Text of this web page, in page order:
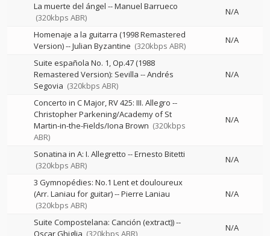
La muerte del ángel --Manuel Barrueco
(320kbps ABR)
N/A
Homenaje a la guitarra (1998 Remastered
Version)--Julian Byzantine (320kbps ABR)
N/A
Suite española No. 1, Op.47 (1988
Remastered Version): Sevilla --Andrés
Segovia (320kbps ABR)
N/A
Concerto in C Major, RV 425: III. Allegro --
Christopher Parkening/Academy of St
Martin-in-the-Fields/Iona Brown (320kbps
ABR)
N/A
Sonatina in A: I. Allegretto --Ernesto Bitetti
(320kbps ABR)
N/A
3 Gymnopédies: No.1 Lent et douloureux
(Arr. Laniau for guitar)--Pierre Laniau
(320kbps ABR)
N/A
Suite Compostelana: Canción (extract))--
Oscar Ghiglia (320kbps ABR)
N/A